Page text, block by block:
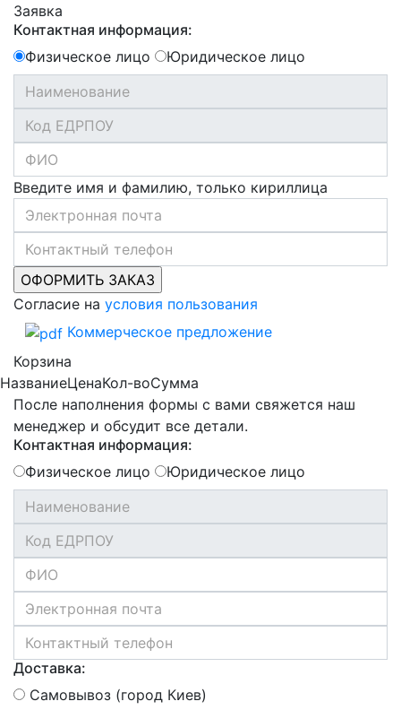
Заявка
Контактная информация:
Физическое лицо
Юридическое лицо
Введите имя и фамилию, только кириллица
Согласие на условия пользования
Коммерческое предложение
Корзина
НазваниеЦенаКол-воСумма
После наполнения формы с вами свяжется наш
менеджер и обсудит все детали.
Контактная информация:
Физическое лицо
Юридическое лицо
Доставка:
Самовывоз (город Киев)